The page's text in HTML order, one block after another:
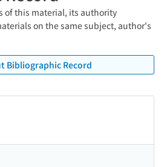
of this material, its authority
on the same subject, author's
Bibliographic Record